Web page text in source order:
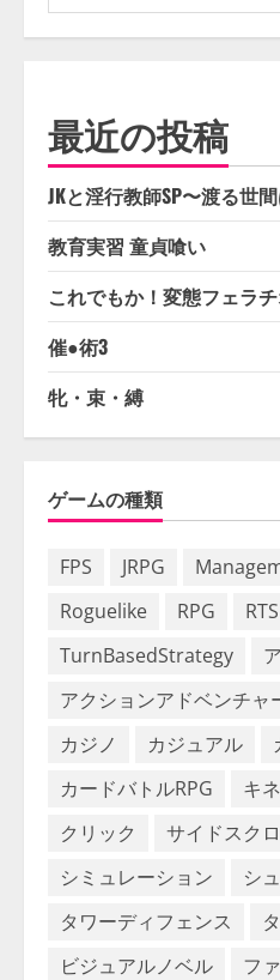
索:
最近の投稿
JKと淫行教師SP〜渡る世
教育実習 童貞喰い
これでもか！変態フェラ
催●術3
牝・束・縛
ゲームの種類
FPS JRPG
Roguelike
RPG RTS
TurnBasedStrategy
アクションアドベンチャ
カジノ
カジュアル
カードバトルRPG
キ
クリック
サイドスク
シミュレーション
シ
タワーディフェンス
ビジュアルノベル
フ